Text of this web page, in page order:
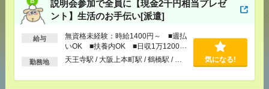
説明会参加で全員に【現金2千円相当プレゼ
ント】生活のお手伝い[派遣]
給与
無資格未経験：時給1400円～ ■週払
いOK ■扶養内OK ■日収1万1200円
以上
勤務地 天王寺駅 / 大阪上本町駅 / 鶴橋駅 / … 気になる!